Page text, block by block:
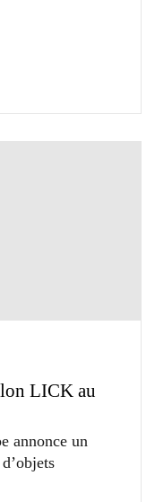
LICK au
annonce un